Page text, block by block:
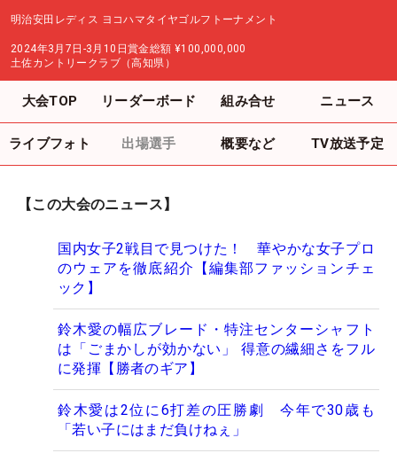
明治安田レディス ヨコハマタイヤゴルフトーナメント
2024年3月7日-3月10日賞金総額 ¥100,000,000
土佐カントリークラブ（高知県）
大会TOP リーダーボード 組み合せ ニュース
ライブフォト 出場選手 概要など TV放送予定
【この大会のニュース】
国内女子2戦目で見つけた！ 華やかな女子プロ
のウェアを徹底紹介【編集部ファッションチェ
ック】
鈴木愛の幅広ブレード・特注センターシャフト
は「ごまかしが効かない」 得意の繊細さをフル
に発揮【勝者のギア】
鈴木愛は2位に6打差の圧勝劇 今年で30歳も
「若い子にはまだ負けねぇ」